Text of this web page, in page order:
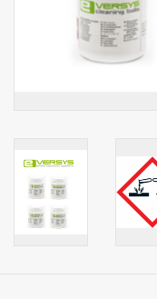
Produits d'hygiène
Cadeaux d'entreprise
Matériel d'emballage
Fournitures de bureau